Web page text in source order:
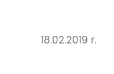
18.02.2019 r.